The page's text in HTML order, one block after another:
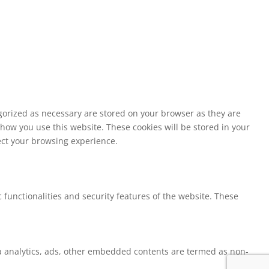
as necessary are stored on your browser as they are
you use this website. These cookies will be stored in your
your browsing experience.
and security features of the website. These
ads, other embedded contents are termed as non-